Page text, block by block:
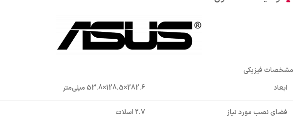
مشخصات فیزیکی
ابعاد
282.6×128.5×53.8 میلی‌متر
فضای نصب مورد نیاز 2.7 اسلات